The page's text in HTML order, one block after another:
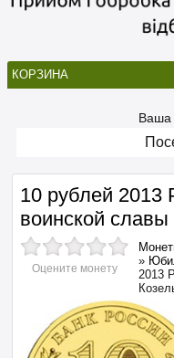
КОРЗИНА
Ваша
10 рублей
воинской
Оцените монету
»
2013